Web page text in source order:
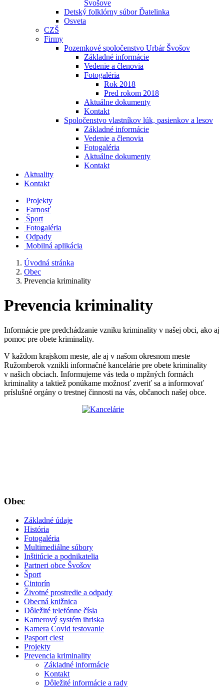
Švošove
Detský folklórny súbor Ďatelinka
Osveta
CZŠ
Firmy
Pozemkové spoločenstvo Urbár Švošov
Základné informácie
Vedenie a členovia
Fotogaléria
Rok 2018
Pred rokom 2018
Aktuálne dokumenty
Kontakt
Spoločenstvo vlastníkov lúk, pasienkov a lesov
Základné informácie
Vedenie a členovia
Fotogaléria
Aktuálne dokumenty
Kontakt
Aktuality
Kontakt
Projekty
Farnosť
Šport
Fotogaléria
Odpady
Mobilná aplikácia
Úvodná stránka
Obec
Prevencia kriminality
Prevencia kriminality
Informácie pre predchádzanie vzniku kriminality v našej obci, ako aj
pomoc pre obete kriminality.
V každom krajskom meste, ale aj v našom okresnom meste
Ružomberok vznikli informačné kancelárie pre obete kriminality
v našich obciach. Informujeme vás teda o mpžných formách
kriminality a taktiež ponúkame možnosť zveriť sa a informovať
príslušné orgány o trestnej činnosti na vás, občanoch našej obce.
Obec
Základné údaje
História
Fotogaléria
Multimediálne súbory
Inštitúcie a podnikatelia
Partneri obce Švošov
Šport
Cintorín
Životné prostredie a odpady
Obecná knižnica
Dôležité telefónne čísla
Kamerový systém ihriska
Kamera Covid testovanie
Pasport ciest
Projekty
Prevencia kriminality
Základné informácie
Kontakt
Dôležité informácie a rady